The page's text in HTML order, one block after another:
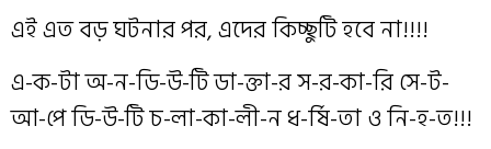
এই এত বড় ঘটনার পর, এদের কিচ্ছুটি হবে না!!!!
এ-ক-টা অ-ন-ডি-উ-টি ডা-ক্তা-র স-র-কা-রি সে-ট-
আ-পে ডি-উ-টি চ-লা-কা-লী-ন ধ-র্ষি-তা ও নি-হ-ত!!!